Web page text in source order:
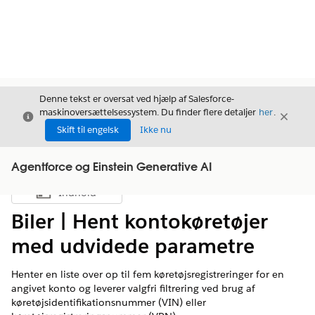
Luk
Denne tekst er oversat ved hjælp af Salesforce-
maskinoversættelsessystem. Du finder flere detaljer her.
Skift til engelsk
Ikke nu
Luk
Agentforce og Einstein Generative AI
Vis indholdsfortegnelse
Indhold
Biler | Hent kontokøretøjer
med udvidede parametre
Henter en liste over op til fem køretøjsregistreringer for en
angivet konto og leverer valgfri filtrering ved brug af
køretøjsidentifikationsnummer (VIN) eller